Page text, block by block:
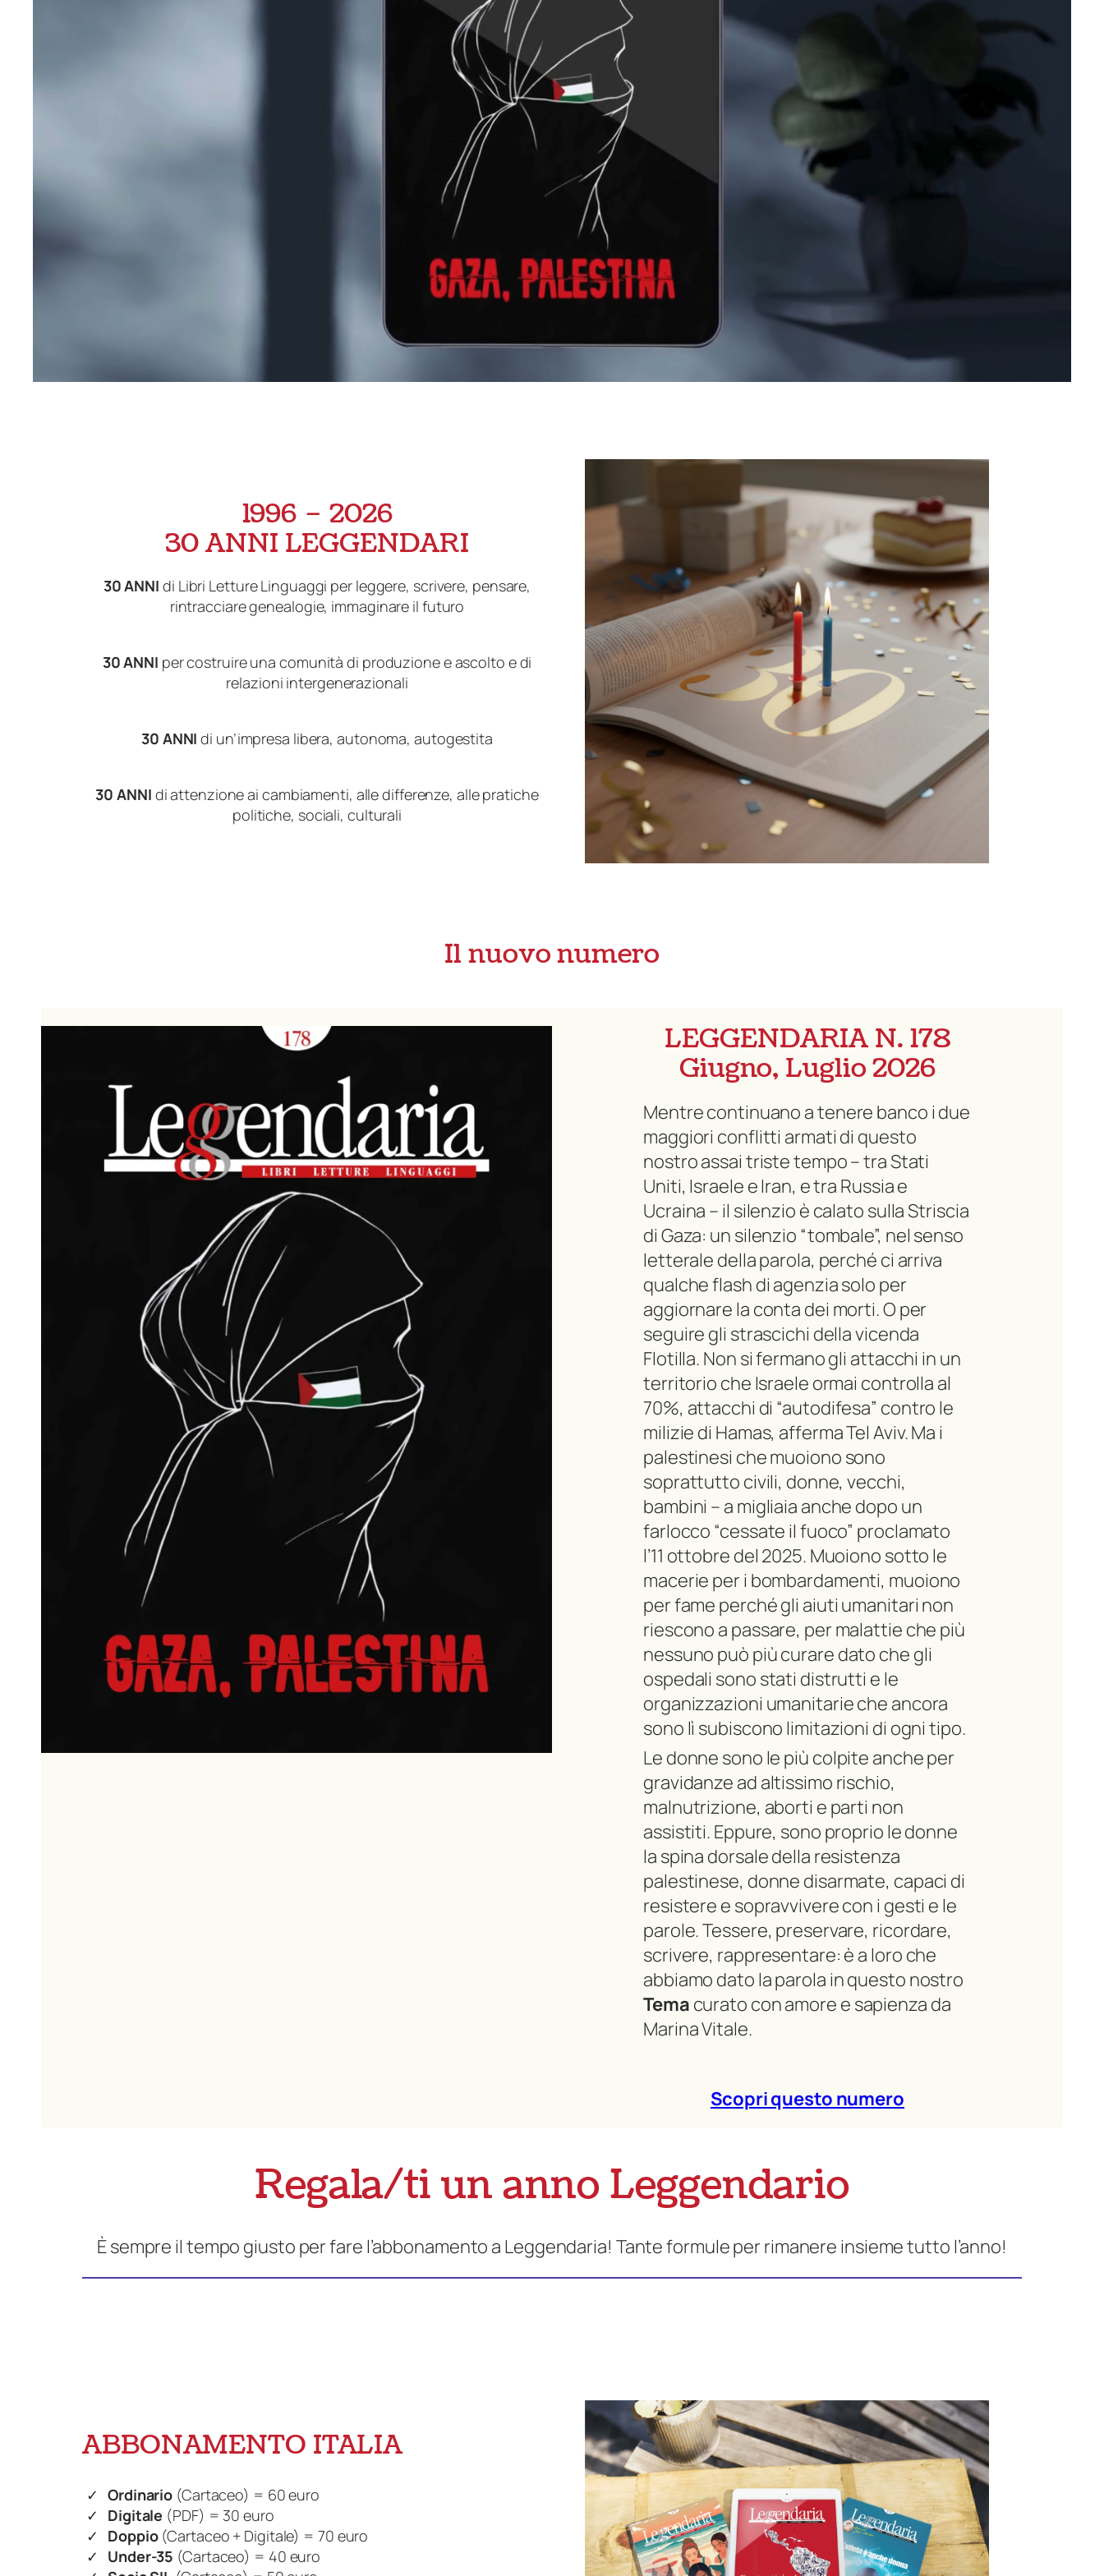
1996 – 2026
30 ANNI LEGGENDARI
30 ANNI di Libri Letture Linguaggi per leggere, scrivere, pensare,
rintracciare genealogie, immaginare il futuro
30 ANNI per costruire una comunità di produzione e ascolto e di
relazioni intergenerazionali
30 ANNI di un’impresa libera, autonoma, autogestita
30 ANNI di attenzione ai cambiamenti, alle differenze, alle pratiche
politiche, sociali, culturali
Il nuovo numero
LEGGENDARIA N. 178
Giugno, Luglio 2026
Mentre continuano a tenere banco i due
maggiori conflitti armati di questo
nostro assai triste tempo – tra Stati
Uniti, Israele e Iran, e tra Russia e
Ucraina – il silenzio è calato sulla Striscia
di Gaza: un silenzio “tombale”, nel senso
letterale della parola, perché ci arriva
qualche flash di agenzia solo per
aggiornare la conta dei morti. O per
seguire gli strascichi della vicenda
Flotilla. Non si fermano gli attacchi in un
territorio che Israele ormai controlla al
70%, attacchi di “autodifesa” contro le
milizie di Hamas, afferma Tel Aviv. Ma i
palestinesi che muoiono sono
soprattutto civili, donne, vecchi,
bambini – a migliaia anche dopo un
farlocco “cessate il fuoco” proclamato
l’11 ottobre del 2025. Muoiono sotto le
macerie per i bombardamenti, muoiono
per fame perché gli aiuti umanitari non
riescono a passare, per malattie che più
nessuno può più curare dato che gli
ospedali sono stati distrutti e le
organizzazioni umanitarie che ancora
sono lì subiscono limitazioni di ogni tipo.
Le donne sono le più colpite anche per
gravidanze ad altissimo rischio,
malnutrizione, aborti e parti non
assistiti. Eppure, sono proprio le donne
la spina dorsale della resistenza
palestinese, donne disarmate, capaci di
resistere e sopravvivere con i gesti e le
parole. Tessere, preservare, ricordare,
scrivere, rappresentare: è a loro che
abbiamo dato la parola in questo nostro
Tema curato con amore e sapienza da
Marina Vitale.
Scopri questo numero
Regala/ti un anno Leggendario
È sempre il tempo giusto per fare l’abbonamento a Leggendaria! Tante formule per rimanere insieme tutto l’anno!
ABBONAMENTO ITALIA
Ordinario (Cartaceo) = 60 euro
Digitale (PDF) = 30 euro
Doppio(Cartaceo + Digitale) = 70 euro
Under-35 (Cartaceo) = 40 euro